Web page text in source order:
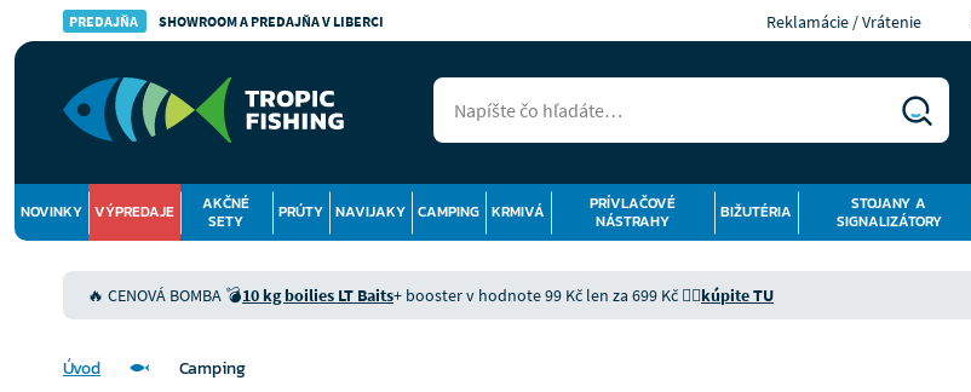
PREDAJŇA SHOWROOM A PREDAJŇA V LIBERCI Reklamácie / Vrátenie
NOVINKY VÝPREDAJE
AKČNÉ
SETY
PRÚTY NAVIJAKY CAMPING KRMIVÁ
PRÍVLAČOVÉ
NÁSTRAHY
BIŽUTÉRIA
STOJANY A
SIGNALIZÁTORY
🔥 CENOVÁ BOMBA 💣10 kg boilies LT Baits+ booster v hodnote 99 Kč len za 699 Kč 👉🏻kúpite TU
Úvod Camping